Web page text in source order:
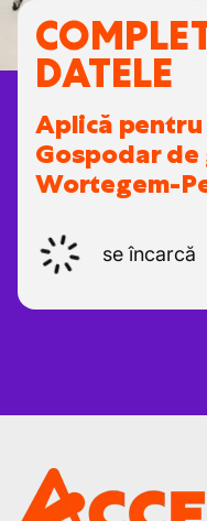
DATELE
Aplică
Gospodar
Wortegem-
se încarcă